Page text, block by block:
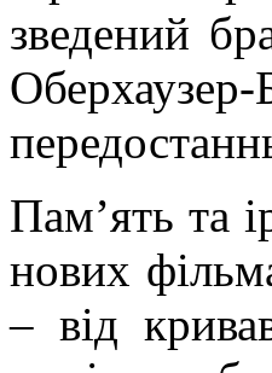
зведений
Пам’ять та
нових
– від